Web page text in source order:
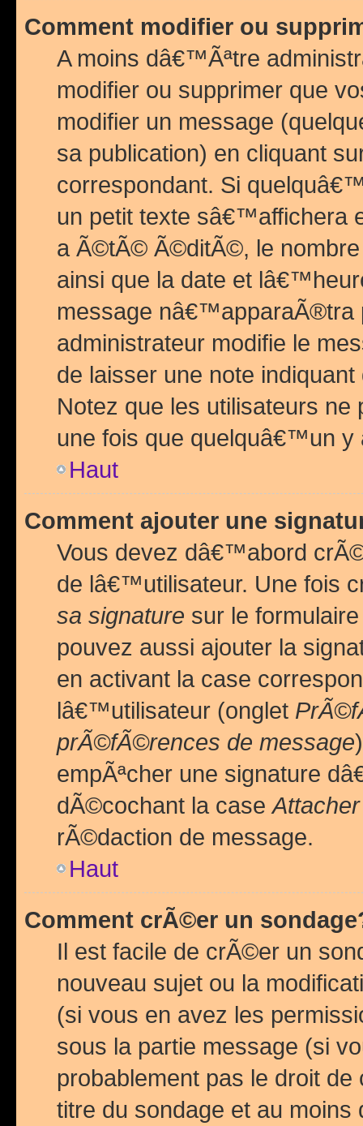
Comment modifier ou
A moins dâ€™Ãªtre
modifier ou supprimer que
modifier un message
sa publication) en cliquant
correspondant. Si
un petit texte sâ€™affichera
a Ã©tÃ© Ã©ditÃ©, le
ainsi que la date et
message nâ€™apparaÃ®tra
administrateur modifie le
de laisser une note
Notez que les utilisateurs
une fois que quelquâ€™un y
Haut
Comment ajouter une
Vous devez dâ€™abord
de lâ€™utilisateur. Une fois
sa signature sur le
pouvez aussi ajouter la
en activant la case
lâ€™utilisateur (onglet
prÃ©fÃ©rences de message
empÃªcher une signature
dÃ©cochant la case
rÃ©daction de message.
Haut
Comment crÃ©er un
Il est facile de crÃ©er un
nouveau sujet ou la
(si vous en avez les
sous la partie message (si
probablement pas le droit
titre du sondage et au